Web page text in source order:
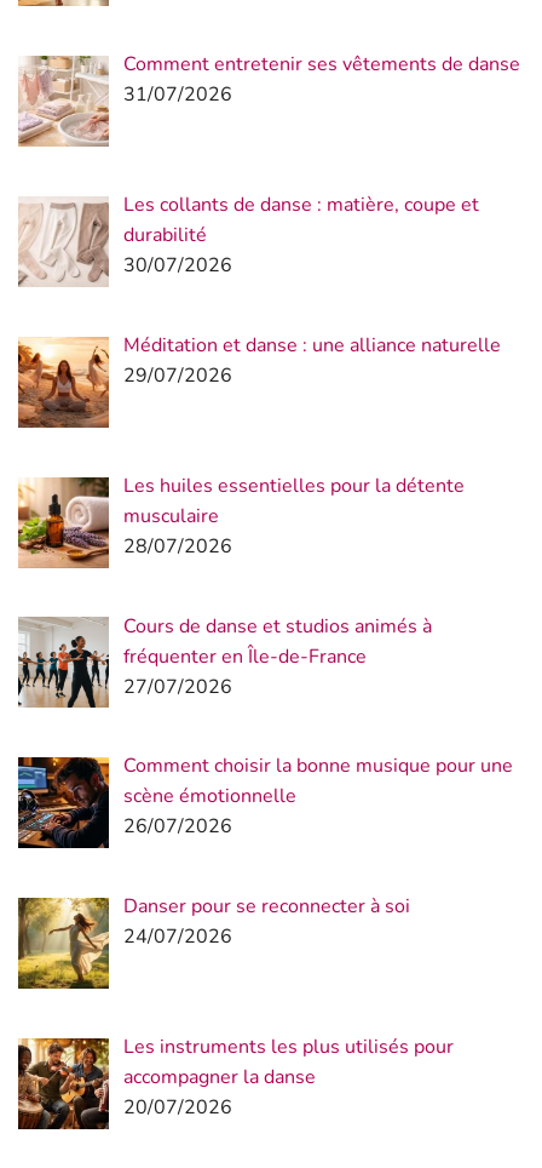
Comment entretenir ses vêtements de danse
31/07/2026
Les collants de danse : matière, coupe et
durabilité
30/07/2026
Méditation et danse : une alliance naturelle
29/07/2026
Les huiles essentielles pour la détente
musculaire
28/07/2026
Cours de danse et studios animés à
fréquenter en Île-de-France
27/07/2026
Comment choisir la bonne musique pour une
scène émotionnelle
26/07/2026
Danser pour se reconnecter à soi
24/07/2026
Les instruments les plus utilisés pour
accompagner la danse
20/07/2026